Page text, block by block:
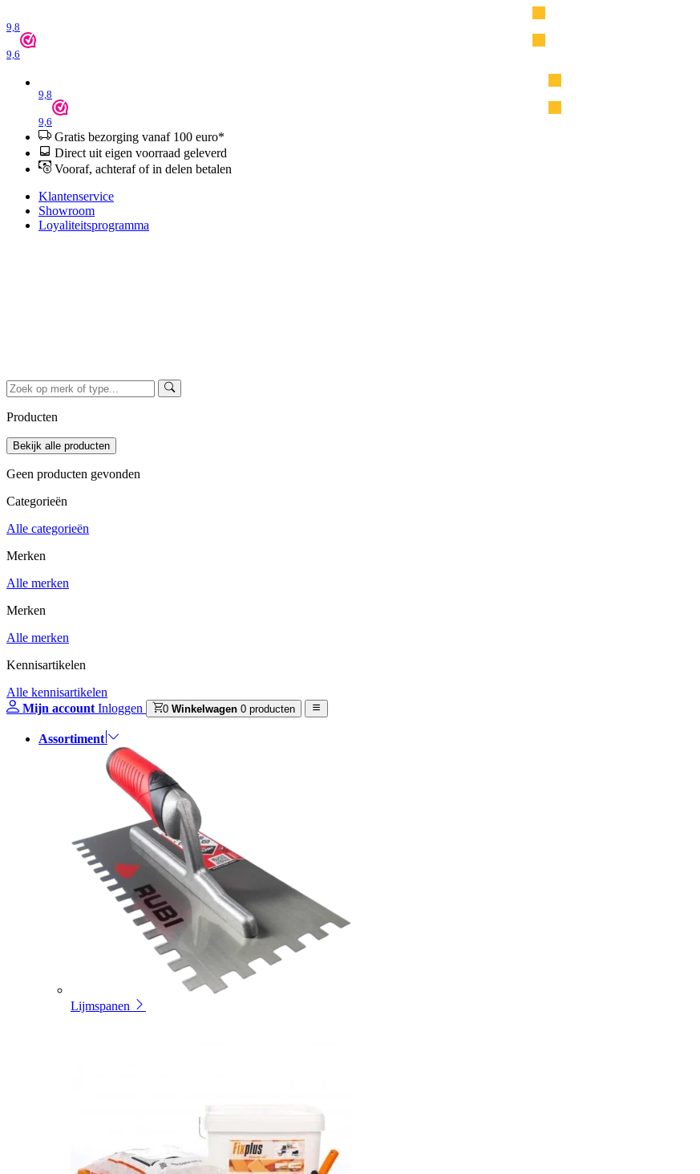
9,8
9,6
9,8
9,6
Gratis bezorging vanaf 100 euro*
Direct uit eigen voorraad geleverd
Vooraf, achteraf of in delen betalen
Klantenservice
Showroom
Loyaliteitsprogramma
Producten
Geen producten gevonden
Categorieën
Alle categorieën
Merken
Alle merken
Merken
Alle merken
Kennisartikelen
Alle kennisartikelen
Mijn account Inloggen 0 Winkelwagen 0 producten
Assortiment
Lijmspanen